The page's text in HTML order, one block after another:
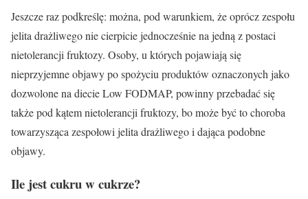
Jeszcze raz podkreślę: można, pod warunkiem, że oprócz zespołu
jelita drażliwego nie cierpicie jednocześnie na jedną z postaci
nietolerancji fruktozy. Osoby, u których pojawiają się
nieprzyjemne objawy po spożyciu produktów oznaczonych jako
dozwolone na diecie Low FODMAP, powinny przebadać się
także pod kątem nietolerancji fruktozy, bo może być to choroba
towarzysząca zespołowi jelita drażliwego i dająca podobne
objawy.
Ile jest cukru w cukrze?